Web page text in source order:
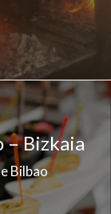
– Bizkaia
Bilbao